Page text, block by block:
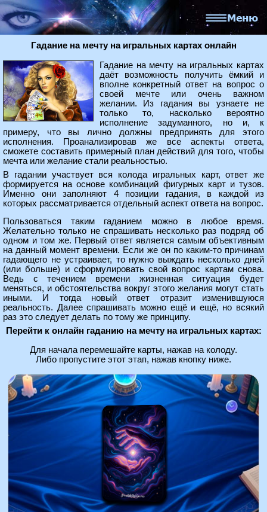
Гадание на мечту на игральных картах онлайн
Гадание на мечту на игральных картах
даёт возможность получить ёмкий и
вполне конкретный ответ на вопрос о
своей мечте или очень важном
желании. Из гадания вы узнаете не
только то, насколько вероятно
исполнение задуманного, но и, к
примеру, что вы лично должны предпринять для этого
исполнения. Проанализировав же все аспекты ответа,
сможете составить примерный план действий для того, чтобы
мечта или желание стали реальностью.
В гадании участвует вся колода игральных карт, ответ же
формируется на основе комбинаций фигурных карт и тузов.
Именно они заполняют 4 позиции гадания, в каждой из
которых рассматривается отдельный аспект ответа на вопрос.
Пользоваться таким гаданием можно в любое время.
Желательно только не спрашивать несколько раз подряд об
одном и том же. Первый ответ является самым объективным
на данный момент времени. Если же он по каким-то причинам
гадающего не устраивает, то нужно выждать несколько дней
(или больше) и сформулировать свой вопрос картам снова.
Ведь с течением времени жизненная ситуация будет
меняться, и обстоятельства вокруг этого желания могут стать
иными. И тогда новый ответ отразит изменившуюся
реальность. Далее спрашивать можно ещё и ещё, но всякий
раз это следует делать по тому же принципу.
Перейти к онлайн гаданию на мечту на игральных картах:
Для начала перемешайте карты, нажав на колоду.
Либо пропустите этот этап, нажав кнопку ниже.